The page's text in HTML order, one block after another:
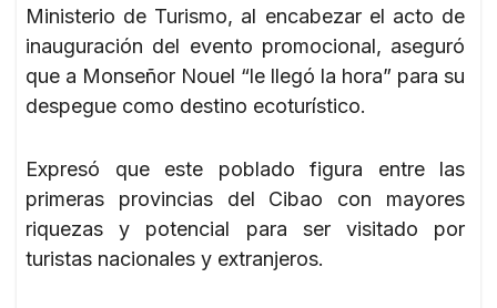
Ministerio de Turismo, al encabezar el acto de
inauguración del evento promocional, aseguró
que a Monseñor Nouel “le llegó la hora” para su
despegue como destino ecoturístico.
Expresó que este poblado figura entre las
primeras provincias del Cibao con mayores
riquezas y potencial para ser visitado por
turistas nacionales y extranjeros.